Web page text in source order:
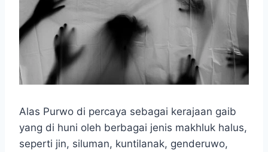
Alas Purwo di percaya sebagai kerajaan gaib
yang di huni oleh berbagai jenis makhluk halus,
seperti jin, siluman, kuntilanak, genderuwo,